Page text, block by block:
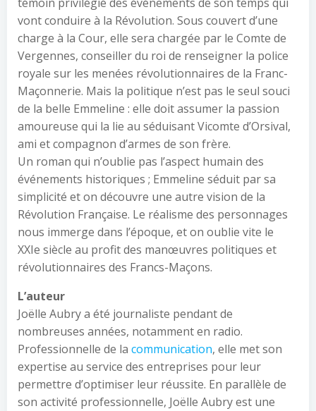
vont conduire à la Révolution. Sous couvert d’une
charge à la Cour, elle sera chargée par le Comte de
Vergennes, conseiller du roi de renseigner la police
royale sur les menées révolutionnaires de la Franc-
Maçonnerie. Mais la politique n’est pas le seul souci
de la belle Emmeline : elle doit assumer la passion
amoureuse qui la lie au séduisant Vicomte d’Orsival,
ami et compagnon d’armes de son frère.
Un roman qui n’oublie pas l’aspect humain des
événements historiques ; Emmeline séduit par sa
simplicité et on découvre une autre vision de la
Révolution Française. Le réalisme des personnages
nous immerge dans l’époque, et on oublie vite le
XXIe siècle au profit des manœuvres politiques et
révolutionnaires des Francs-Maçons.
L’auteur
Joëlle Aubry a été journaliste pendant de
nombreuses années, notamment en radio.
Professionnelle de la communication, elle met son
expertise au service des entreprises pour leur
permettre d’optimiser leur réussite. En parallèle de
son activité professionnelle, Joëlle Aubry est une